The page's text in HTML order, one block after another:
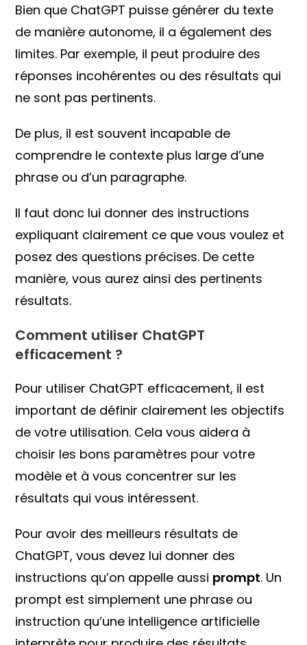
Bien que ChatGPT puisse générer du texte
de manière autonome, il a également des
limites. Par exemple, il peut produire des
réponses incohérentes ou des résultats qui
ne sont pas pertinents.
De plus, il est souvent incapable de
comprendre le contexte plus large d’une
phrase ou d’un paragraphe.
Il faut donc lui donner des instructions
expliquant clairement ce que vous voulez et
posez des questions précises. De cette
manière, vous aurez ainsi des pertinents
résultats.
Comment utiliser ChatGPT
efficacement ?
Pour utiliser ChatGPT efficacement, il est
important de définir clairement les objectifs
de votre utilisation. Cela vous aidera à
choisir les bons paramètres pour votre
modèle et à vous concentrer sur les
résultats qui vous intéressent.
Pour avoir des meilleurs résultats de
ChatGPT, vous devez lui donner des
instructions qu’on appelle aussi prompt. Un
prompt est simplement une phrase ou
instruction qu’une intelligence artificielle